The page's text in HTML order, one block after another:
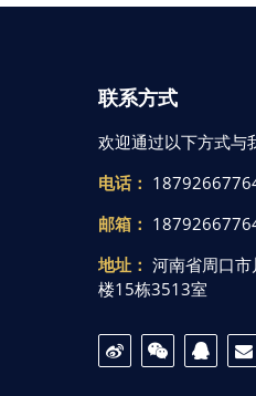
联系方式
欢迎通过以下方式与
电话：
邮箱：
地址： 河南省周口
楼15栋3513室